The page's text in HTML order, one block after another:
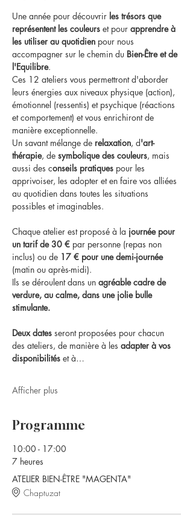
Une année pour découvrir les trésors que
représentent les couleurs et pour apprendre à
les utiliser au quotidien pour nous
accompagner sur le chemin du Bien-Être et de
l'Equilibre.
Ces 12 ateliers vous permettront d'aborder
leurs énergies aux niveaux physique (action),
émotionnel (ressentis) et psychique (réactions
et comportement) et vous enrichiront de
manière exceptionnelle.
Un savant mélange de relaxation, d'art-
thérapie, de symbolique des couleurs, mais
aussi des conseils pratiques pour les
apprivoiser, les adopter et en faire vos alliées
au quotidien dans toutes les situations
possibles et imaginables.
Chaque atelier est proposé à la journée pour
un tarif de 30 € par personne (repas non
inclus) ou de 17 € pour une demi-journée
(matin ou après-midi).
Ils se déroulent dans un agréable cadre de
verdure, au calme, dans une jolie bulle
stimulante.
Deux dates seront proposées pour chacun
des ateliers, de manière à les adapter à vos
disponibilités et à…
Afficher plus
Programme
10:00 - 17:00
7 heures
ATELIER BIEN-ÊTRE "MAGENTA"
Chaptuzat